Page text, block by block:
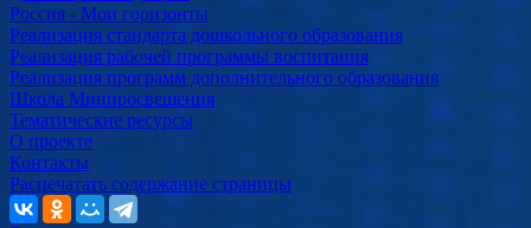
Россия - Мои горизонты
Реализация стандарта дошкольного образования
Реализация рабочей программы воспитания
Реализация программ дополнительного образования
Школа Минпросвещения
Тематические ресурсы
О проекте
Контакты
Распечатать содержание страницы